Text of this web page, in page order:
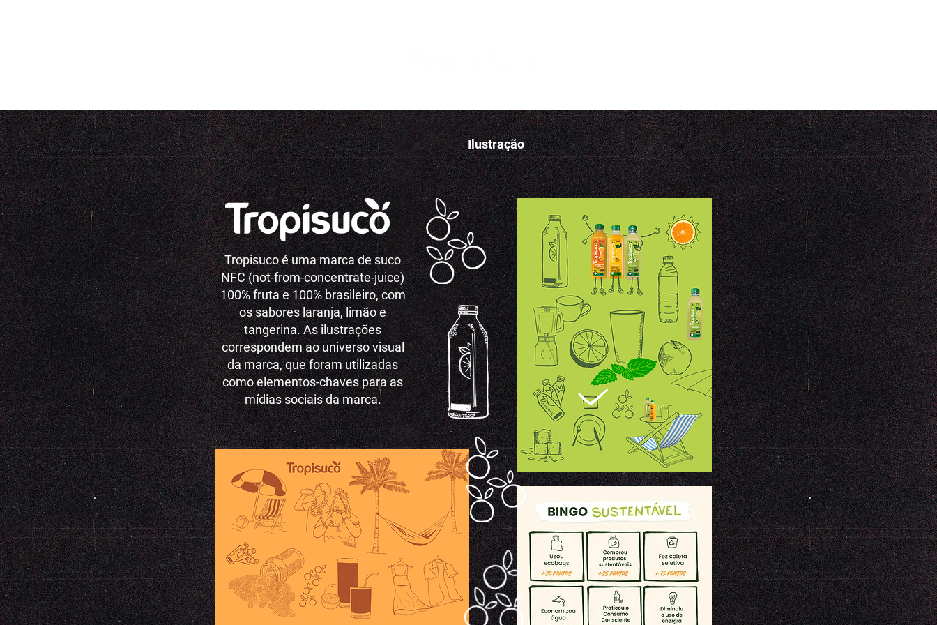
Ilustração
Tropisuco é uma marca de suco
NFC (not-from-concentrate-juice)
100% fruta e 100% brasileiro, com
os sabores laranja, limão e
tangerina. As ilustrações
correspondem ao universo visual
da marca, que foram utilizadas
como elementos-chaves para as
mídias sociais da marca.